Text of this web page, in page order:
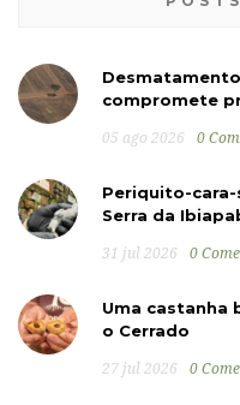
compromete
05 ago 2026 0
Periquito-
Serra da
31 jul 2026 0
Uma castanha
o Cerrado
27 jul 2026 0